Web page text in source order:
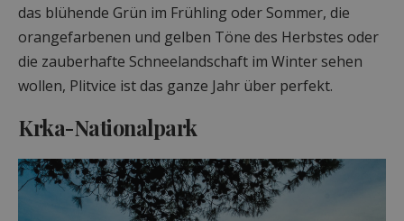
das blühende Grün im Frühling oder Sommer, die
orangefarbenen und gelben Töne des Herbstes oder
die zauberhafte Schneelandschaft im Winter sehen
wollen, Plitvice ist das ganze Jahr über perfekt.
Krka-Nationalpark